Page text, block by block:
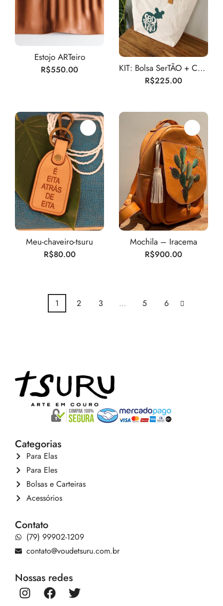
Estojo ARTeiro
R$550.00 KIT: Bolsa SerTÃO + Chaveiro
R$225.00
Meu-chaveiro-tsuru
R$80.00
Mochila – Iracema
R$900.00
1 2 3 … 5 6
Categorias
Para Elas
Para Eles
Bolsas e Carteiras
Acessórios
Contato
(79) 99902-1209
contato@voudetsuru.com.br
Nossas redes